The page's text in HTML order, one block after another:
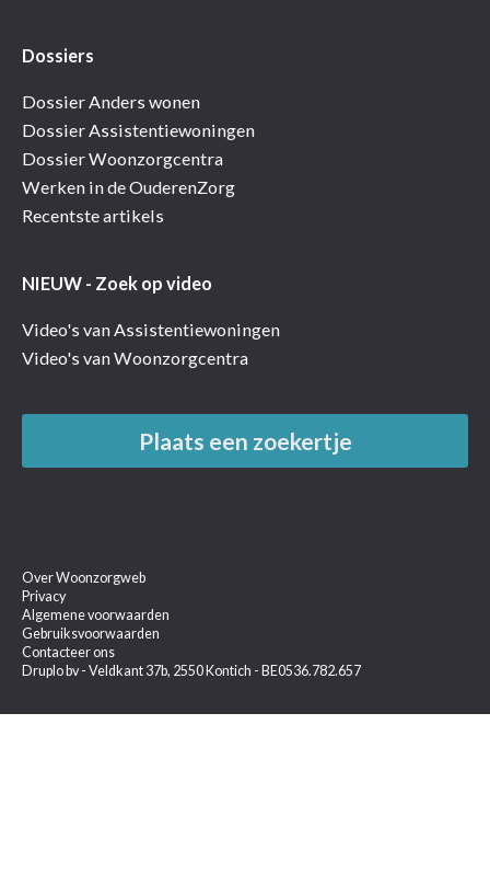
Dossiers
Dossier Anders wonen
Dossier Assistentiewoningen
Dossier Woonzorgcentra
Werken in de OuderenZorg
Recentste artikels
NIEUW - Zoek op video
Video's van Assistentiewoningen
Video's van Woonzorgcentra
Plaats een zoekertje
Over Woonzorgweb
Privacy
Algemene voorwaarden
Gebruiksvoorwaarden
Contacteer ons
Druplo bv - Veldkant 37b, 2550 Kontich - BE0536.782.657